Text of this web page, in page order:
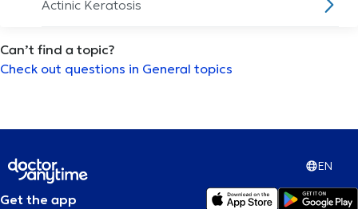
Actinic Keratosis
Acupuncture
Adhesive Capsulitis
Can’t find a topic?
Check out questions in General topics
EN
Get the app